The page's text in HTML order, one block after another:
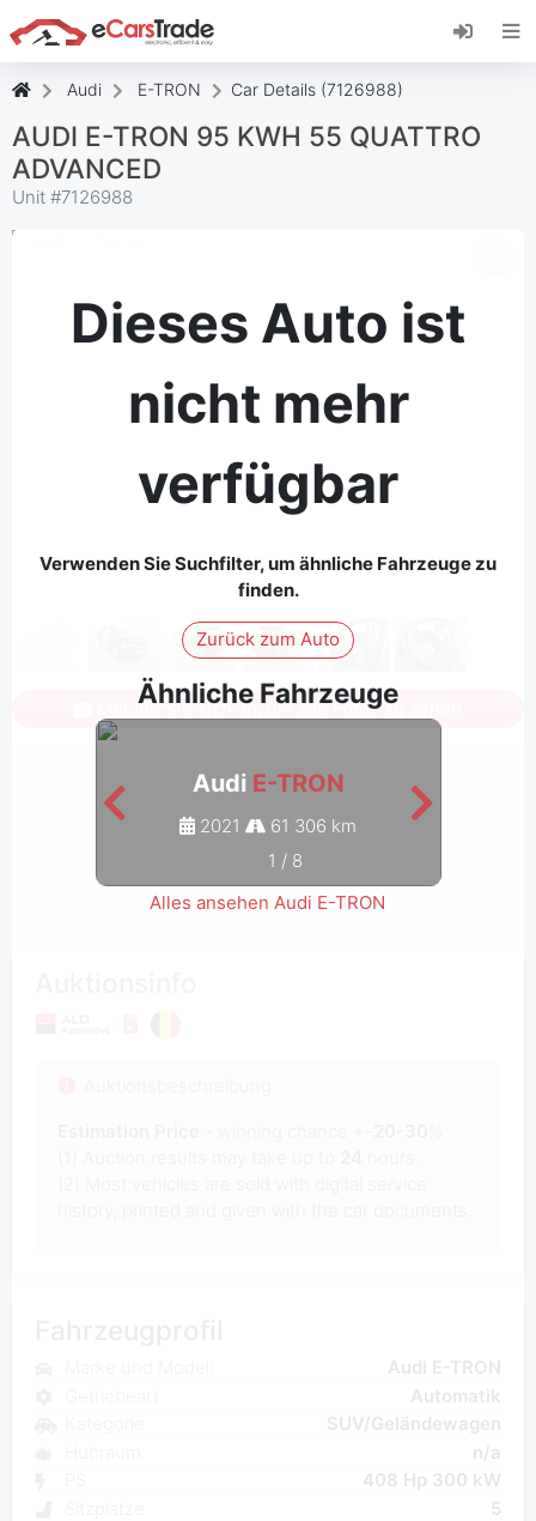
Installieren Sie die eCarsTrade-App, fügen Sie
sie zu Ihrem Startbildschirm hinzu und erhalten
Audi E-TRON Car Details (7126988)
AUDI E-TRON 95 KWH 55 QUATTRO
ADVANCED
Unit #7126988
Dieses Auto ist
nicht mehr
verfügbar
Verwenden Sie Suchfilter, um ähnliche Fahrzeuge zu
finden.
Zurück zum Auto
Ähnliche Fahrzeuge
Audi E-TRON
2021
61 306 km
1 / 8
Alles ansehen Audi E-TRON
Melden Sie sich an, um alle Fotos zu sehen
Audi E-TRON
Automatik
SUV/Geländewagen
n/a
408 Hp 300 kW
5